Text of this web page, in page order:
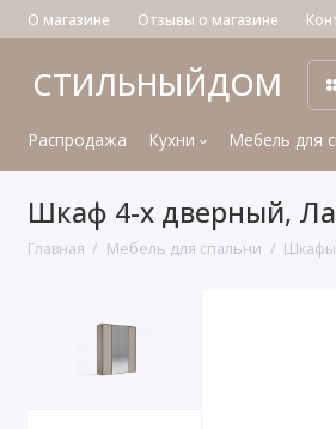
О магазине Отзывы о магазине
СТИЛЬНЫЙДОМ
Распродажа Кухни Мебель для
Шкаф 4-х дверный,
Главная Мебель для спальни Шкафы